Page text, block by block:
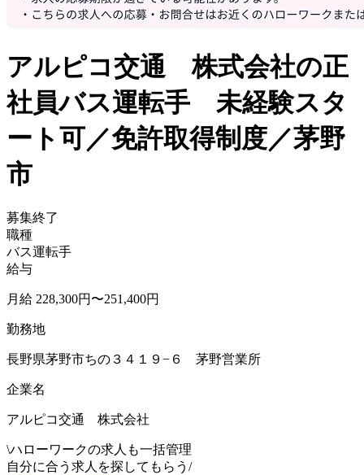
アルピコ交通 株式会社の正
社員バス運転手 未経験スタ
ート可／免許取得制度／茅野
市
募集終了
職種
バス運転手
給与
月給 228,300円〜251,400円
勤務地
長野県茅野市ちの３４１９−６ 茅野営業所
企業名
アルピコ交通 株式会社
\ハローワークの求人も一括管理
自分に合う求人を探してもらう /